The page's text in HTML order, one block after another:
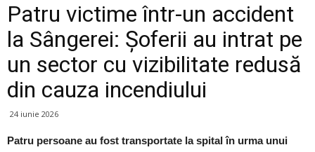
Patru victime într-un accident
la Sângerei: Șoferii au intrat pe
un sector cu vizibilitate redusă
din cauza incendiului
24 iunie 2026
Patru persoane au fost transportate la spital în urma unui